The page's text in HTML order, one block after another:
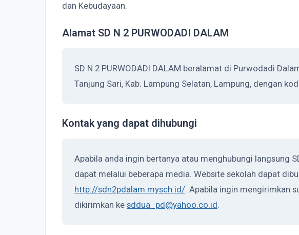
dan Kebudayaan.
Alamat SD N 2 PURWODADI DALAM
SD N 2 PURWODADI DALAM beralamat di Purwodadi
Tanjung Sari, Kab. Lampung Selatan, Lampung, dengan
Kontak yang dapat dihubungi
Apabila anda ingin bertanya atau menghubungi langsung
dapat melalui beberapa media. Website sekolah dapat
http://sdn2pdalam.mysch.id/. Apabila ingin mengirimkan
dikirimkan ke sddua_pd@yahoo.co.id.